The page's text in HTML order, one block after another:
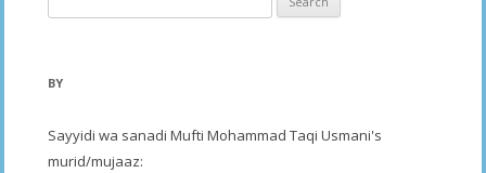
for:
BY
Sayyidi wa sanadi Mufti Mohammad Taqi Usmani's
murid/mujaaz: